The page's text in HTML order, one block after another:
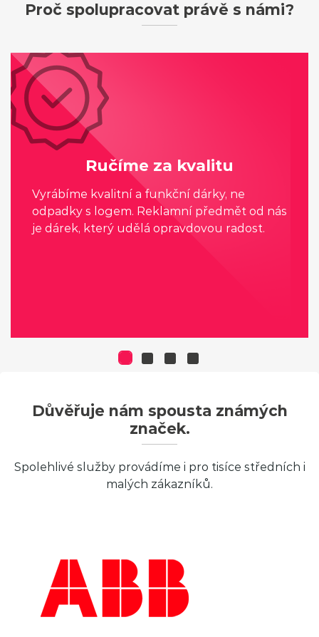
Proč spolupracovat právě s námi?
Ručíme za kvalitu
Vyrábíme kvalitní a funkční dárky, ne
odpadky s logem. Reklamní předmět od nás
je dárek, který udělá opravdovou radost.
Důvěřuje nám spousta známých
značek.
Spolehlivé služby provádíme i pro tisíce středních i
malých zákazníků.